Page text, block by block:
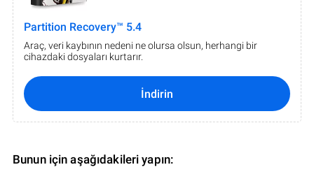
Partition Recovery™ 5.4
Araç, veri kaybının nedeni ne olursa olsun, herhangi bir
cihazdaki dosyaları kurtarır.
İndirin
Bunun için aşağıdakileri yapın: